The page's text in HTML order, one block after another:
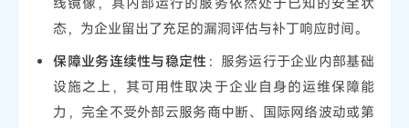
态，为企业留出了充足的漏洞评估与补丁响应时间。
保障业务连续性与稳定性 ：服务运行于企业内部基础
设施之上，其可用性取决于企业自身的运维保障能
力，完全不受外部云服务商中断、国际网络波动或第